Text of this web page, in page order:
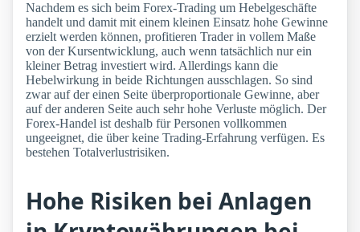
Nachdem es sich beim Forex-Trading um Hebelgeschäfte
handelt und damit mit einem kleinen Einsatz hohe Gewinne
erzielt werden können, profitieren Trader in vollem Maße
von der Kursentwicklung, auch wenn tatsächlich nur ein
kleiner Betrag investiert wird. Allerdings kann die
Hebelwirkung in beide Richtungen ausschlagen. So sind
zwar auf der einen Seite überproportionale Gewinne, aber
auf der anderen Seite auch sehr hohe Verluste möglich. Der
Forex-Handel ist deshalb für Personen vollkommen
ungeeignet, die über keine Trading-Erfahrung verfügen. Es
bestehen Totalverlustrisiken.
Hohe Risiken bei Anlagen